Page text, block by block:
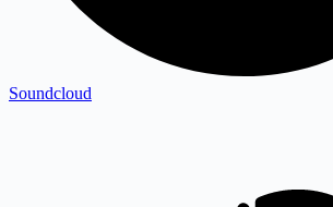
Soundcloud